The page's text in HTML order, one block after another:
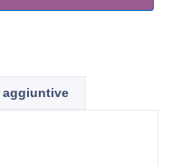
aggiuntive